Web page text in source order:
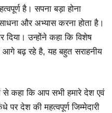
है। सपना बड़ा होना
और अभ्यास करना होता है।
दिया। उन्होंने कहा कि विशेष
आगे बढ़ रहे है, यह बहुत सराहनीय
से कहा कि आप सभी हमारे देश एवं
देश की महत्वपूर्ण जिम्मेदारी